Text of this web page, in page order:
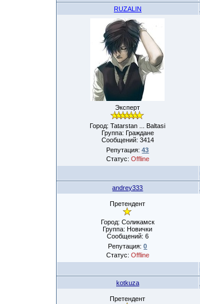
RUZALIN
Эксперт
Город: Tatarstan ... Baltasi
Группа: Граждане
Сообщений: 3414
Репутация:43
Статус: Offline
andrey333
Претендент
Город: Соликамск
Группа: Новички
Сообщений: 6
Репутация:0
Статус: Offline
kotkuza
Претендент